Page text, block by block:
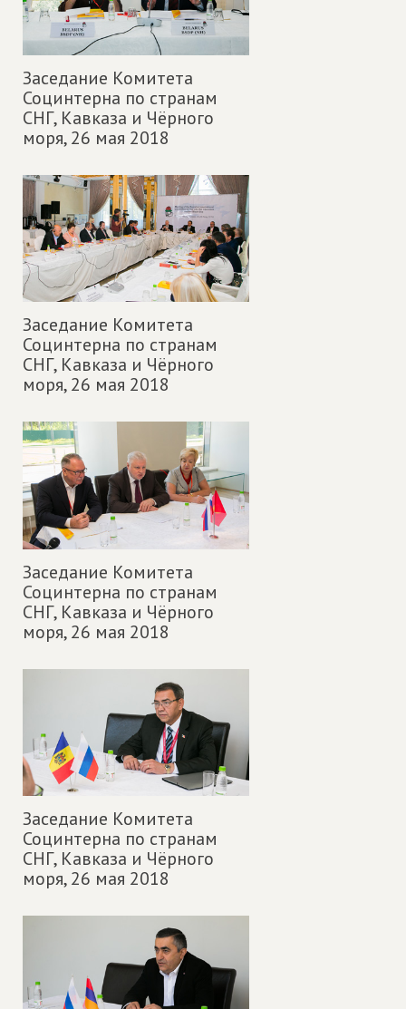
Заседание Комитета
Социнтерна по странам
СНГ, Кавказа и Чёрного
моря,26 мая 2018
Заседание Комитета
Социнтерна по странам
СНГ, Кавказа и Чёрного
моря,26 мая 2018
Заседание Комитета
Социнтерна по странам
СНГ, Кавказа и Чёрного
моря,26 мая 2018
Заседание Комитета
Социнтерна по странам
СНГ, Кавказа и Чёрного
моря,26 мая 2018